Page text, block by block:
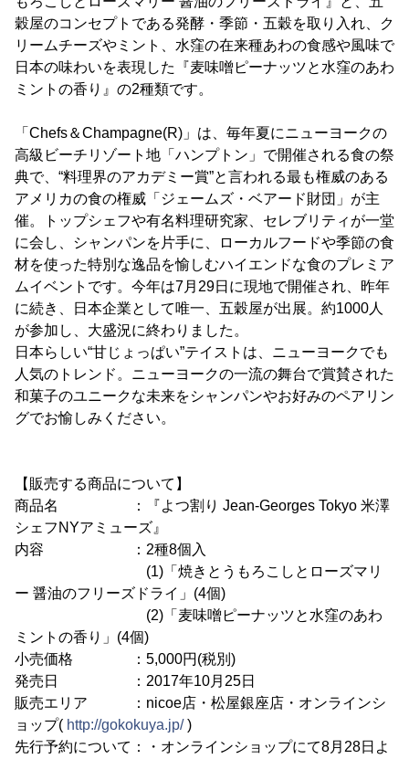
穀屋のコンセプトである発酵・季節・五穀を取り入れ、ク
リームチーズやミント、水窪の在来種あわの食感や風味で
日本の味わいを表現した『麦味噌ピーナッツと水窪のあわ
ミントの香り』の2種類です。
「Chefs＆Champagne(R)」は、毎年夏にニューヨークの
高級ビーチリゾート地「ハンプトン」で開催される食の祭
典で、“料理界のアカデミー賞”と言われる最も権威のある
アメリカの食の権威「ジェームズ・ベアード財団」が主
催。トップシェフや有名料理研究家、セレブリティが一堂
に会し、シャンパンを片手に、ローカルフードや季節の食
材を使った特別な逸品を愉しむハイエンドな食のプレミア
ムイベントです。今年は7月29日に現地で開催され、昨年
に続き、日本企業として唯一、五穀屋が出展。約1000人
が参加し、大盛況に終わりました。
日本らしい“甘じょっぱい”テイストは、ニューヨークでも
人気のトレンド。ニューヨークの一流の舞台で賞賛された
和菓子のユニークな未来をシャンパンやお好みのペアリン
グでお愉しみください。
【販売する商品について】
商品名 ：『よつ割り Jean-Georges Tokyo 米澤
シェフNYアミューズ』
内容 ：2種8個入
(1)「焼きとうもろこしとローズマリ
ー 醤油のフリーズドライ」(4個)
(2)「麦味噌ピーナッツと水窪のあわ
ミントの香り」(4個)
小売価格 ：5,000円(税別)
発売日 ：2017年10月25日
販売エリア ：nicoe店・松屋銀座店・オンラインシ
ョップ( http://gokokuya.jp/)
先行予約について：・オンラインショップにて8月28日よ